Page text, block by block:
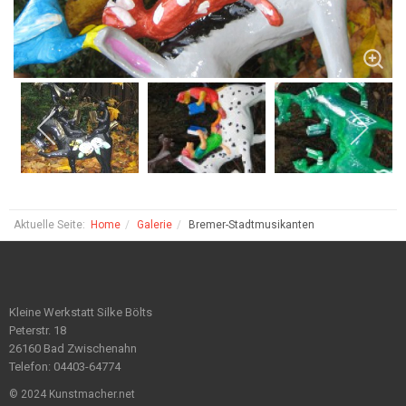
Aktuelle Seite: Home Galerie Bremer-Stadtmusikanten
Kleine Werkstatt Silke Bölts
Peterstr. 18
26160 Bad Zwischenahn
Telefon: 04403-64774
© 2024 Kunstmacher.net